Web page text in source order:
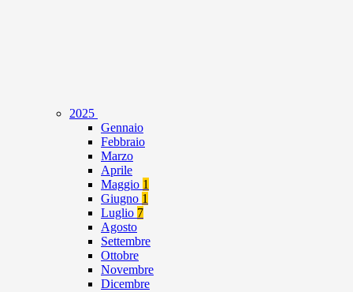
2025
Gennaio
Febbraio
Marzo
Aprile
Maggio 1
Giugno 1
Luglio 7
Agosto
Settembre
Ottobre
Novembre
Dicembre